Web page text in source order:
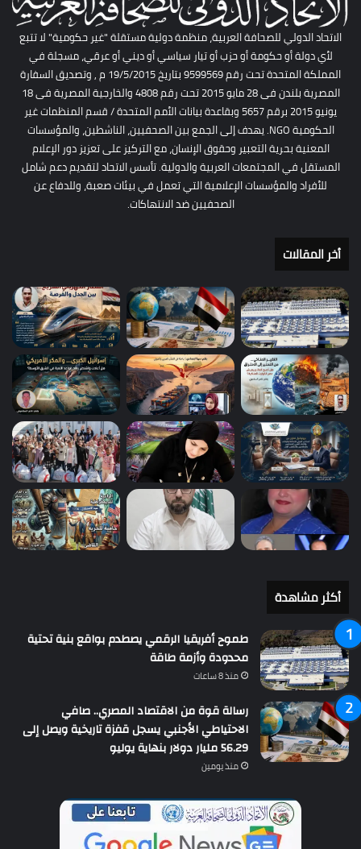
الاتحاد الدولي للصحافة العربية، منظمة دولية مستقلة "غير حكومية" لا تتبع
لأي دولة أو حكومة أو حزب أو تيار سياسي أو ديني أو عرقي، مسجلة في
المملكة المتحدة تحت رقم 9599569 بتاريخ 19/5/2015 م , وتصديق السفارة
المصرية بلندن فى 28 مايو 2015 تحت رقم 4808 والخارجية المصرية فى 18
يونيو 2015 برقم 5657 وبقاعدة بيانات الأمم المتحدة / قسم المنظمات غير
الحكومية NGO. يهدف إلى الجمع بين الصحفيين، الناشطين، والمؤسسات
المعنية بحرية التعبير وحقوق الإنسان، مع التركيز على تعزيز دور الإعلام
المستقل في المجتمعات العربية والدولية. تأسس الاتحاد لتقديم دعم شامل
للأفراد والمؤسسات الإعلامية التي تعمل في بيئات صعبة، وللدفاع عن
الصحفيين ضد الانتهاكات.
أخر المقالات
أكثر مشاهدة
طموح أفريقيا الرقمي يصطدم بواقع بنية تحتية
محدودة وأزمة طاقة
منذ 8 ساعات
رسالة قوة من الاقتصاد المصري.. صافي
الاحتياطي الأجنبي يسجل قفزة تاريخية ويصل إلى
56.29 مليار دولار بنهاية يوليو
منذ يومين